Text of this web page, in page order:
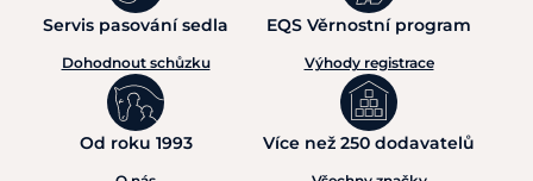
Servis pasování sedla
Dohodnout schůzku
EQS Věrnostní program
Výhody registrace
Od roku 1993 Více než 250 dodavatelů